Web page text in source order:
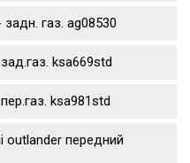
газ. ag08530
ksa669std
ksa981std
outlander передний